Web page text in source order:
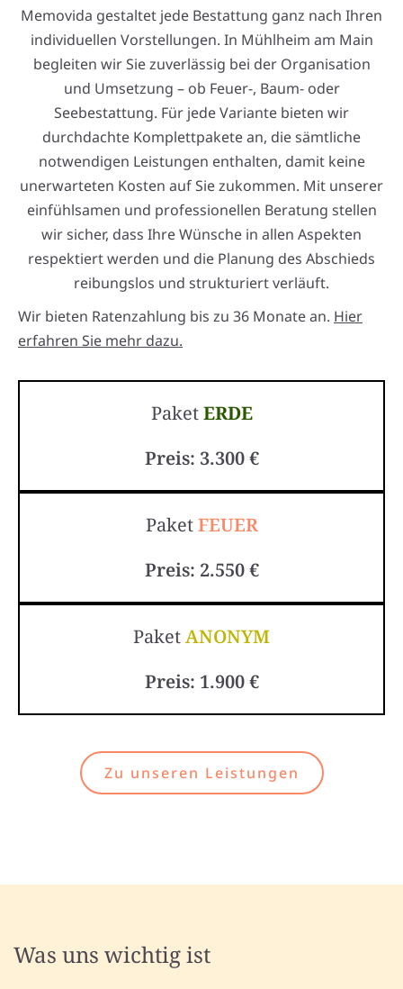
Memovida gestaltet jede Bestattung ganz nach Ihren
individuellen Vorstellungen. In Mühlheim am Main
begleiten wir Sie zuverlässig bei der Organisation
und Umsetzung – ob Feuer-, Baum- oder
Seebestattung. Für jede Variante bieten wir
durchdachte Komplettpakete an, die sämtliche
notwendigen Leistungen enthalten, damit keine
unerwarteten Kosten auf Sie zukommen. Mit unserer
einfühlsamen und professionellen Beratung stellen
wir sicher, dass Ihre Wünsche in allen Aspekten
respektiert werden und die Planung des Abschieds
reibungslos und strukturiert verläuft.
Wir bieten Ratenzahlung bis zu 36 Monate an. Hier
erfahren Sie mehr dazu.
PaketERDE
Preis: 3.300 €
PaketFEUER
Preis: 2.550 €
PaketANONYM
Preis: 1.900 €
Zu unseren Leistungen
Was uns wichtig ist